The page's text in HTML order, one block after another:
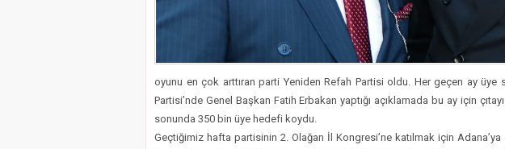
oyunu en çok arttıran parti Yeniden Refah Partisi oldu. Her geçen ay üye
Partisi’nde Genel Başkan Fatih Erbakan yaptığı açıklamada bu ay için
sonunda 350 bin üye hedefi koydu.
Geçtiğimiz hafta partisinin 2. Olağan İl Kongresi’ne katılmak için